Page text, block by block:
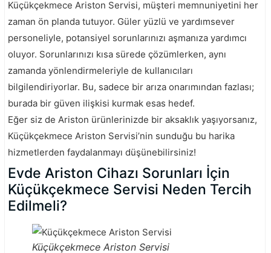
Küçükçekmece Ariston Servisi, müşteri memnuniyetini her
zaman ön planda tutuyor. Güler yüzlü ve yardımsever
personeliyle, potansiyel sorunlarınızı aşmanıza yardımcı
oluyor. Sorunlarınızı kısa sürede çözümlerken, aynı
zamanda yönlendirmeleriyle de kullanıcıları
bilgilendiriyorlar. Bu, sadece bir arıza onarımından fazlası;
burada bir güven ilişkisi kurmak esas hedef.
Eğer siz de Ariston ürünlerinizde bir aksaklık yaşıyorsanız,
Küçükçekmece Ariston Servisi’nin sunduğu bu harika
hizmetlerden faydalanmayı düşünebilirsiniz!
Evde Ariston Cihazı Sorunları İçin
Küçükçekmece Servisi Neden Tercih
Edilmeli?
Küçükçekmece Ariston Servisi